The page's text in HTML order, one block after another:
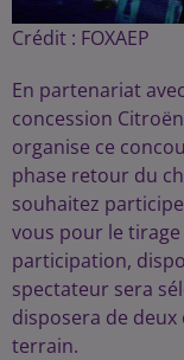
Crédit : FOXAEP
En partenariat
concession
organise ce
phase retour du
souhaitez
vous pour le
participation,
spectateur sera
disposera de
terrain.